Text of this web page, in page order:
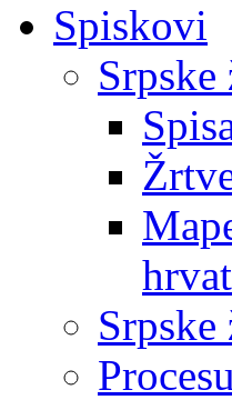
Spiskovi